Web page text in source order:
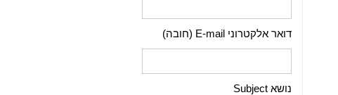
דואר אלקטרוני E-mail (חובה)
נושא Subject